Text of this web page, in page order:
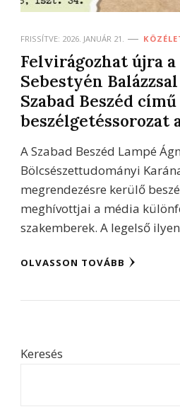
FRISSÍTVE: 2026. JANUÁR 21.
Felvirágozhat újra
Sebestyén
Szabad Beszéd című
beszélgetéssorozat
A Szabad Beszéd Lampé
Bölcsészettudományi
megrendezésre kerülő
meghívottjai a média
szakemberek. A legelső
OLVASSON TOVÁBB
Keresés